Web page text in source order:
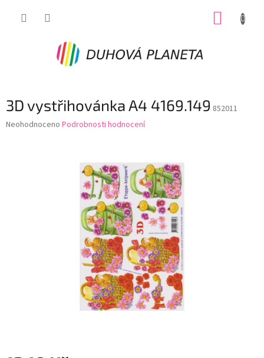
3D vystřihovánka A4 4169.149 852011
Průměrné
Neohodnoceno Podrobnosti hodnocení